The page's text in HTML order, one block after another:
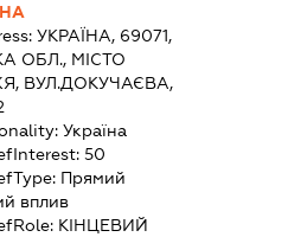
УКРАЇНА, 69071,
ОБЛ., МІСТО
ВУЛ.ДОКУЧАЄВА,
Україна
50
Прямий
вплив
КІНЦЕВИЙ